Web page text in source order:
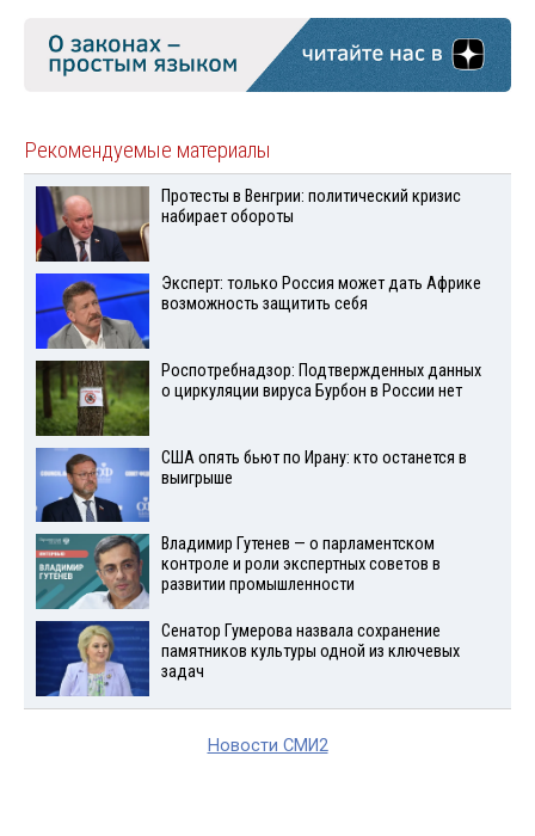
Рекомендуемые материалы
Протесты в Венгрии: политический кризис
набирает обороты
Эксперт: только Россия может дать Африке
возможность защитить себя
Роспотребнадзор: Подтвержденных данных
о циркуляции вируса Бурбон в России нет
США опять бьют по Ирану: кто останется в
выигрыше
Владимир Гутенев — о парламентском
контроле и роли экспертных советов в
развитии промышленности
Сенатор Гумерова назвала сохранение
памятников культуры одной из ключевых
задач
Новости СМИ2